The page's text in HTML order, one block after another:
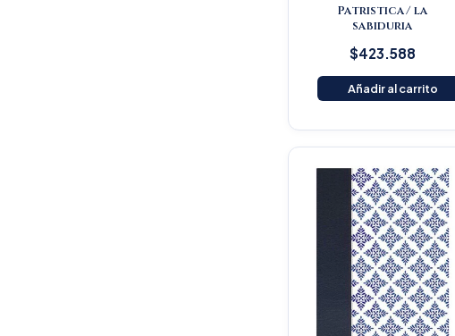
Patristica/ la
sabiduria
$423.588
Añadir al carrito